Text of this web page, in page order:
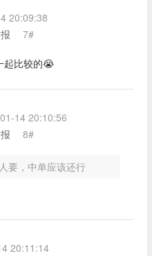
20:09:38
7#
起比较的😭
14 20:10:56
8#
要，中单应该还行
20:11:14